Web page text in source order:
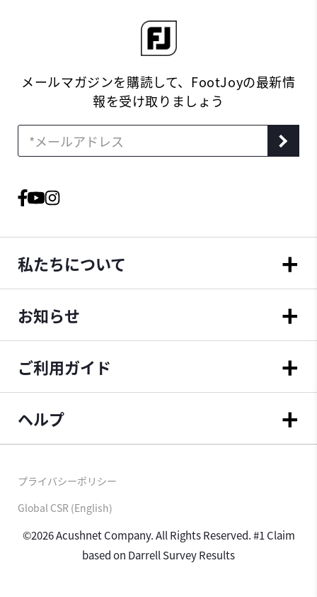
メールマガジンを購読して、FootJoyの最新情
報を受け取りましょう
私たちについて
お知らせ
ご利用ガイド
ヘルプ
©2026 Acushnet Company. All Rights Reserved. #1 Claim
based on Darrell Survey Results
プライバシーポリシー
Global CSR (English)